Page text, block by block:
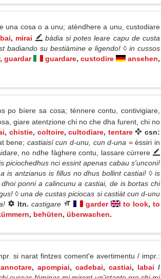
una cosa o a unu; atèndhere a unu, custodiare
, mirai
bàdia si potes leare capu de custa
badiando su bestiàmine e ligendo! ◊ in cussos
, guardar guardare, custodire ansehen,
po bíere sa cosa; tènnere contu, contivigiare,
giare atentzione chi no che dha furent, chi no
, chistie, coltoire,cultodiare, tentare
csn:
bene; castiaisí cun d-unu, cun d-una = èssiri in
no ndhe fàghere contu, lassare cúrrere
piciochedhus nci essint apenas cabau s'unconi!
a is antzianus is fillus no dhus bollint castiai! ◊ is
ponni a calincunu a castiai, de is bortas chi
◊ una de custas piciocas si castiàt cun d-unu
ltn. castigare garder to look, to
, behüten, überwachen.
si narat fintzes coment'e avertimentu / impr.:
annotare, apompiai, cadebai, castiai, labai /